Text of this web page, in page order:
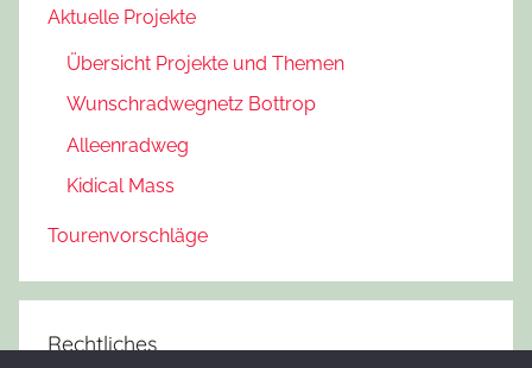
Aktuelle Projekte
Übersicht Projekte und Themen
Wunschradwegnetz Bottrop
Alleenradweg
Kidical Mass
Tourenvorschläge
Rechtliches